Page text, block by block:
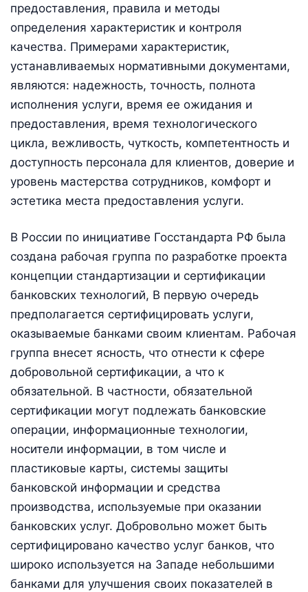
предоставления, правила и методы
определения характеристик и контроля
качества. Примерами характеристик,
устанавливаемых нормативными документами,
являются: надежность, точность, полнота
исполнения услуги, время ее ожидания и
предоставления, время технологического
цикла, вежливость, чуткость, компетентность и
доступность персонала для клиентов, доверие и
уровень мастерства сотрудников, комфорт и
эстетика места предоставления услуги.
В России по инициативе Госстандарта РФ была
создана рабочая группа по разработке проекта
концепции стандартизации и сертификации
банковских технологий, В первую очередь
предполагается сертифицировать услуги,
оказываемые банками своим клиентам. Рабочая
группа внесет ясность, что отнести к сфере
добровольной сертификации, а что к
обязательной. В частности, обязательной
сертификации могут подлежать банковские
операции, информационные технологии,
носители информации, в том числе и
пластиковые карты, системы защиты
банковской информации и средства
производства, используемые при оказании
банковских услуг. Добровольно может быть
сертифицировано качество услуг банков, что
широко используется на Западе небольшими
банками для улучшения своих показателей в